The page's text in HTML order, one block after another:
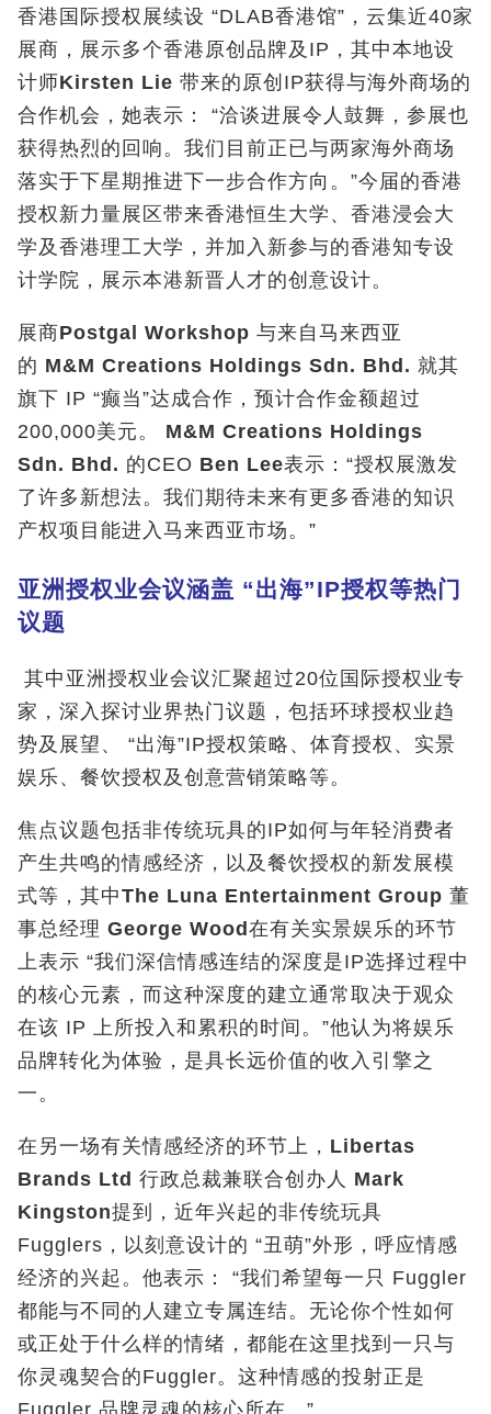
香港国际授权展续设 “DLAB香港馆”，云集近40家
展商，展示多个香港原创品牌及IP，其中本地设
计师Kirsten Lie 带来的原创IP获得与海外商场的
合作机会，她表示： “洽谈进展令人鼓舞，参展也
获得热烈的回响。我们目前正已与两家海外商场
落实于下星期推进下一步合作方向。”今届的香港
授权新力量展区带来香港恒生大学、香港浸会大
学及香港理工大学，并加入新参与的香港知专设
计学院，展示本港新晋人才的创意设计。
展商Postgal Workshop 与来自马来西亚
的 M&M Creations Holdings Sdn. Bhd. 就其
旗下 IP “癫当”达成合作，预计合作金额超过
200,000美元。 M&M Creations Holdings
Sdn. Bhd. 的CEO Ben Lee表示：“授权展激发
了许多新想法。我们期待未来有更多香港的知识
产权项目能进入马来西亚市场。”
亚洲授权业会议涵盖 “出海”IP授权等热门
议题
其中亚洲授权业会议汇聚超过20位国际授权业专
家，深入探讨业界热门议题，包括环球授权业趋
势及展望、 “出海”IP授权策略、体育授权、实景
娱乐、餐饮授权及创意营销策略等。
焦点议题包括非传统玩具的IP如何与年轻消费者
产生共鸣的情感经济，以及餐饮授权的新发展模
式等，其中The Luna Entertainment Group 董
事总经理 George Wood 在有关实景娱乐的环节
上表示 “我们深信情感连结的深度是IP选择过程中
的核心元素，而这种深度的建立通常取决于观众
在该 IP 上所投入和累积的时间。”他认为将娱乐
品牌转化为体验，是具长远价值的收入引擎之
一。
在另一场有关情感经济的环节上， Libertas
Brands Ltd 行政总裁兼联合创办人 Mark
Kingston提到，近年兴起的非传统玩具
Fugglers，以刻意设计的 “丑萌”外形，呼应情感
经济的兴起。他表示： “我们希望每一只 Fuggler
都能与不同的人建立专属连结。无论你个性如何
或正处于什么样的情绪，都能在这里找到一只与
你灵魂契合的Fuggler。这种情感的投射正是